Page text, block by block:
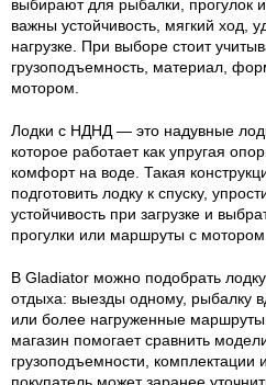
выбирают для рыбалки, прогулок
важны устойчивость, мягкий ход,
нагрузке. При выборе стоит
грузоподъемность, материал,
мотором.
Лодки с НДНД — это надувные
которое работает как упругая
комфорт на воде. Такая
подготовить лодку к спуску,
устойчивость при загрузке и
прогулки или маршруты с мотором.
В Gladiator можно подобрать
отдыха: выезды одному, рыбалку
или более нагруженные
магазин помогает сравнить
грузоподъемности,